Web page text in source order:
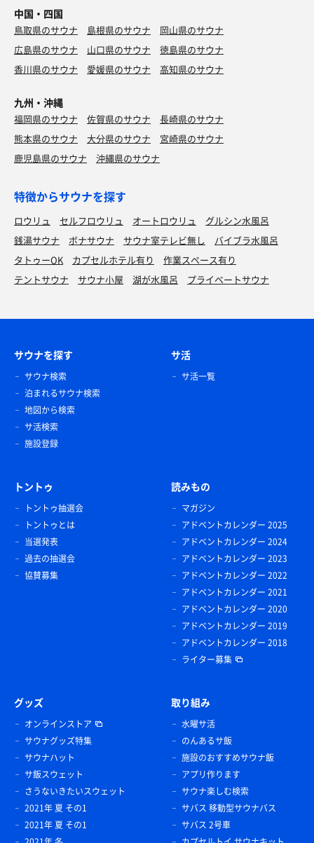
中国・四国
鳥取県のサウナ 島根県のサウナ
岡山県のサウナ
広島県のサウナ
山口県のサウナ
徳島県のサウナ
香川県のサウナ
愛媛県のサウナ 高知県のサウナ
九州・沖縄
福岡県のサウナ 佐賀県のサウナ
長崎県のサウナ
熊本県のサウナ
大分県のサウナ
宮崎県のサウナ
鹿児島県のサウナ
沖縄県のサウナ
特徴からサウナを探す
ロウリュ セルフロウリュ オートロウリュ
グルシン水風呂
銭湯サウナ
ボナサウナ サウナ室テレビ無し
バイブラ水風呂
タトゥーOK
カプセルホテル有り
作業スペース有り
テントサウナ
サウナ小屋 湖が水風呂 プライベートサウナ
サウナを探す
サウナ検索
泊まれるサウナ検索
地図から検索
サ活検索
施設登録
サ活
サ活一覧
トントゥ
トントゥ抽選会
トントゥとは
当選発表
過去の抽選会
協賛募集
読みもの
マガジン
アドベントカレンダー 2025
アドベントカレンダー 2024
アドベントカレンダー 2023
アドベントカレンダー 2022
アドベントカレンダー 2021
アドベントカレンダー 2020
アドベントカレンダー 2019
アドベントカレンダー 2018
ライター募集
グッズ
オンラインストア
サウナグッズ特集
サウナハット
サ飯スウェット
さうないきたいスウェット
2021年 夏 その1
2021年 夏 その1
取り組み
水曜サ活
のんあるサ飯
施設のおすすめサウナ飯
アプリ作ります
サウナ楽しむ検索
サバス 移動型サウナバス
サバス 2号車